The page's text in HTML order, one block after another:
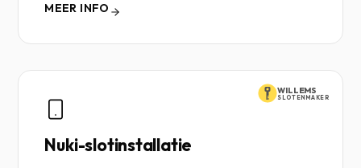
MEER INFO
WILLEMS
SLOTENMAKER
Nuki-slotinstallatie